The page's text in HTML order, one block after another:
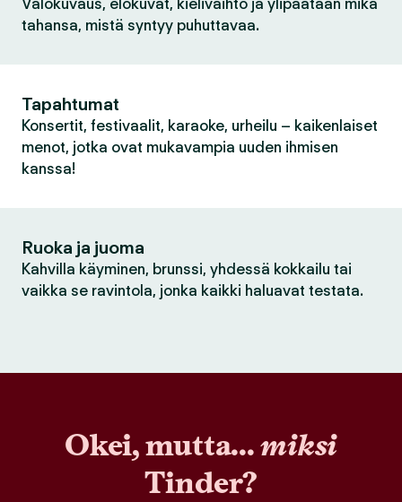
Valokuvaus, elokuvat, kielivaihto ja ylipäätään mikä
tahansa, mistä syntyy puhuttavaa.
Tapahtumat
Konsertit, festivaalit, karaoke, urheilu – kaikenlaiset
menot, jotka ovat mukavampia uuden ihmisen
kanssa!
Ruoka ja juoma
Kahvilla käyminen, brunssi, yhdessä kokkailu tai
vaikka se ravintola, jonka kaikki haluavat testata.
Okei, mutta...miksi
Tinder?